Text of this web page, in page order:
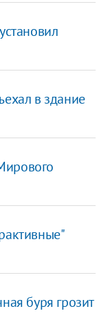
в здание
буря грозит